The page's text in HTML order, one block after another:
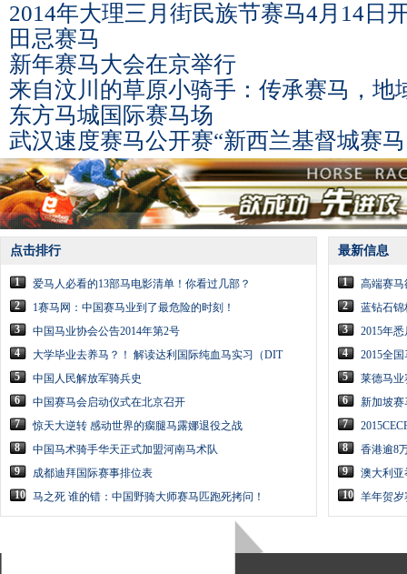
2014年大理三月街民族节赛马4月14日
田忌赛马
新年赛马大会在京举行
来自汶川的草原小骑手：传承赛马，地
东方马城国际赛马场
武汉速度赛马公开赛“新西兰基督城赛
点击排行
1
爱马人必看的13部马电影清单！你看过几部？
2
1赛马网：中国赛马业到了最危险的时刻！
3
中国马业协会公告2014年第2号
4
大学毕业去养马？！ 解读达利国际纯血马实习（DIT
5
中国人民解放军骑兵史
6
中国赛马会启动仪式在北京召开
7
惊天大逆转 感动世界的瘸腿马露娜退役之战
8
中国马术骑手华天正式加盟河南马术队
9
成都迪拜国际赛事排位表
10 马之死 谁的错：中国野骑大师赛马匹跑死拷问！
最新信息
1
高端赛马
2
蓝钻石锦
3
2015年
4
2015全
5
莱德马业
6
新加坡赛
7
8
香港逾8
9
澳大利亚
10 羊年贺岁